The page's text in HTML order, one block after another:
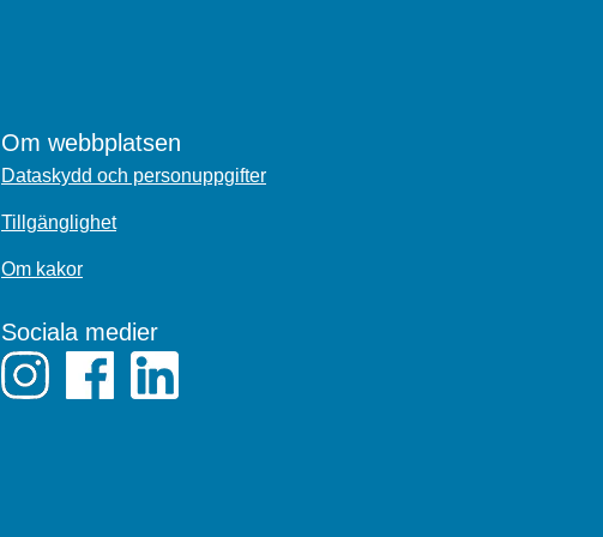
Om webbplatsen
Dataskydd och personuppgifter
Tillgänglighet
Om kakor
Sociala medier